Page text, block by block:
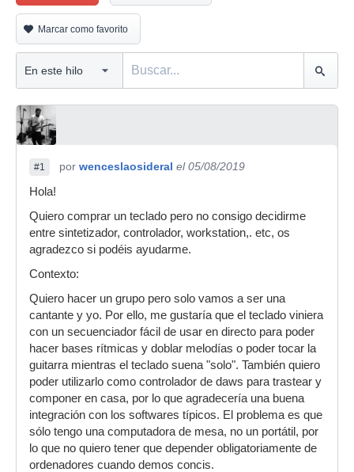
Marcar como favorito
#1 por wenceslaosideral el 05/08/2019
Hola!
Quiero comprar un teclado pero no consigo decidirme
entre sintetizador, controlador, workstation,. etc, os
agradezco si podéis ayudarme.
Contexto:
Quiero hacer un grupo pero solo vamos a ser una
cantante y yo. Por ello, me gustaría que el teclado viniera
con un secuenciador fácil de usar en directo para poder
hacer bases rítmicas y doblar melodías o poder tocar la
guitarra mientras el teclado suena "solo". También quiero
poder utilizarlo como controlador de daws para trastear y
componer en casa, por lo que agradecería una buena
integración con los softwares típicos. El problema es que
sólo tengo una computadora de mesa, no un portátil, por
lo que no quiero tener que depender obligatoriamente de
ordenadores cuando demos concis.